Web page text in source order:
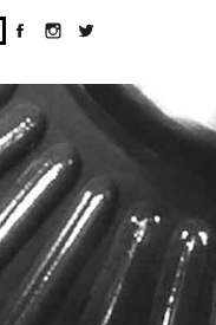
d43051023/htdocs/